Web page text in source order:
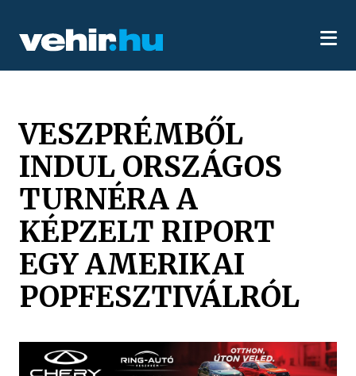
VESZPRÉMBŐL
INDUL ORSZÁGOS
TURNÉRA A
KÉPZELT RIPORT
EGY AMERIKAI
POPFESZTIVÁLRÓL